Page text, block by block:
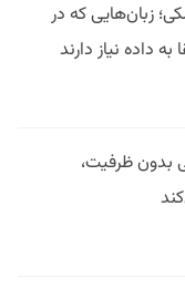
زبان‌هایی که در
داده نیاز دارند
ظرفیت،